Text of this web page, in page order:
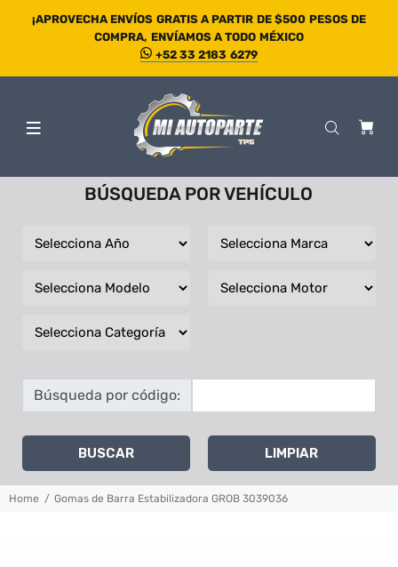
¡APROVECHA ENVÍOS GRATIS A PARTIR DE $500 PESOS DE
COMPRA, ENVÍAMOS A TODO MÉXICO
+52 33 2183 6279
BÚSQUEDA POR VEHÍCULO
Búsqueda por código:
BUSCAR LIMPIAR
Home Gomas de Barra Estabilizadora GROB 3039036